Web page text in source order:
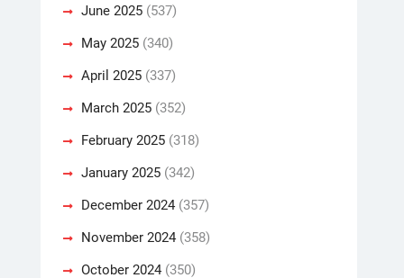
June 2025 (537)
May 2025 (340)
April 2025 (337)
March 2025 (352)
February 2025 (318)
January 2025 (342)
December 2024 (357)
November 2024 (358)
October 2024 (350)